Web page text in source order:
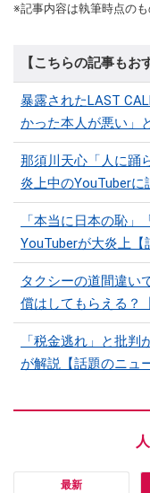
※記事内容は執筆時点の
【こちらの記事もお
暴露されたLAST
かった本人が悪い」
那須川天心「人に踊
炎上中のYouTuberに
「本当に日本の恥
YouTuberが大炎上【
タクシーの道間違い
償はしてもらえる？
「税金逃れ」と批
が解説【話題のニュ
最新